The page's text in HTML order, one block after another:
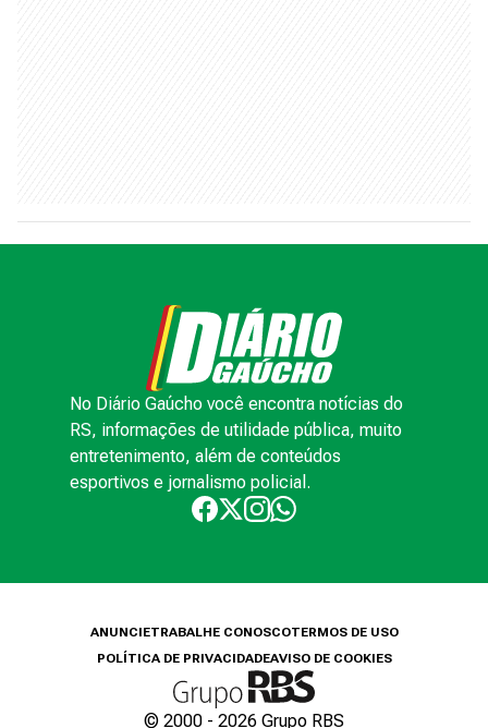
No Diário Gaúcho você encontra notícias do
RS, informações de utilidade pública, muito
entretenimento, além de conteúdos
esportivos e jornalismo policial.
ANUNCIETRABALHE CONOSCOTERMOS DE USO
POLÍTICA DE PRIVACIDADEAVISO DE COOKIES
© 2000 - 2026 Grupo RBS